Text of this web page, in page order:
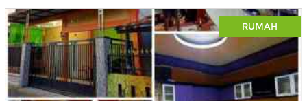
RUMAH